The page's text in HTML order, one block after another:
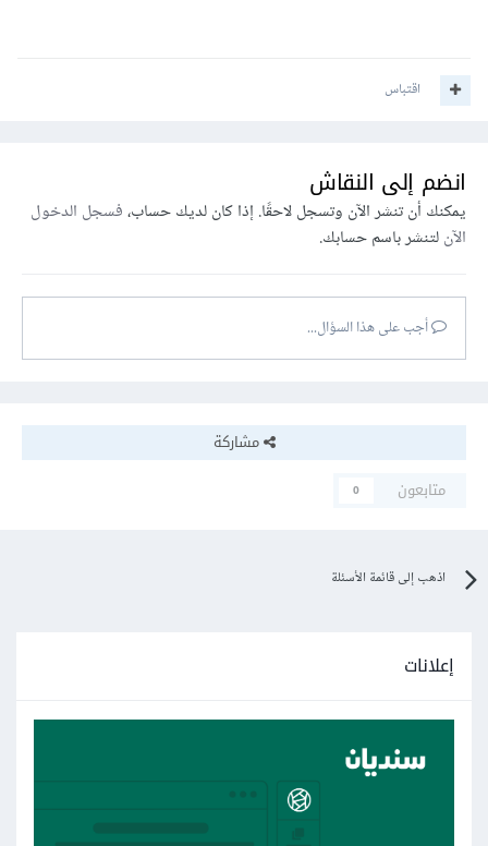
اقتباس
انضم إلى النقاش
يمكنك أن تنشر الآن وتسجل لاحقًا. إذا كان لديك حساب،فسجل الدخول
الآنلتنشر باسم حسابك.
أجب على هذا السؤال...
مشاركة
متابعون
0
اذهب إلى قائمة الأسئلة
إعلانات